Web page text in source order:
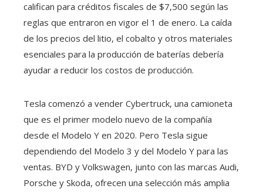
califican para créditos fiscales de $7,500 según las
reglas que entraron en vigor el 1 de enero. La caída
de los precios del litio, el cobalto y otros materiales
esenciales para la producción de baterías debería
ayudar a reducir los costos de producción.
Tesla comenzó a vender Cybertruck, una camioneta
que es el primer modelo nuevo de la compañía
desde el Modelo Y en 2020. Pero Tesla sigue
dependiendo del Modelo 3 y del Modelo Y para las
ventas. BYD y Volkswagen, junto con las marcas Audi,
Porsche y Skoda, ofrecen una selección más amplia